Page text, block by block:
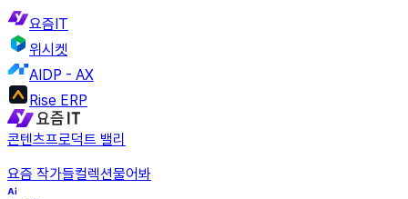
요즘IT
위시켓
AIDP - AX
Rise ERP
콘텐츠프로덕트 밸리
요즘 작가들컬렉션물어봐